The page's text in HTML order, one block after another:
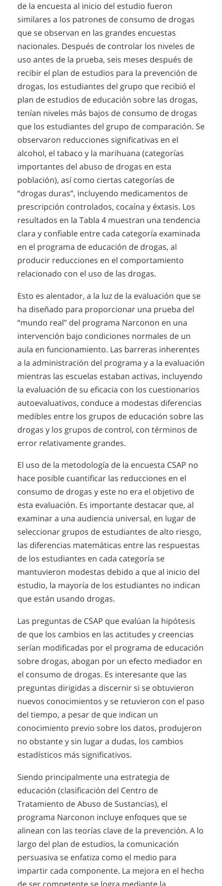
de la encuesta al inicio del estudio fueron
similares a los patrones de consumo de drogas
que se observan en las grandes encuestas
nacionales. Después de controlar los niveles de
uso antes de la prueba, seis meses después de
recibir el plan de estudios para la prevención de
drogas, los estudiantes del grupo que recibió el
plan de estudios de educación sobre las drogas,
tenían niveles más bajos de consumo de drogas
que los estudiantes del grupo de comparación. Se
observaron reducciones significativas en el
alcohol, el tabaco y la marihuana (categorías
importantes del abuso de drogas en esta
población), así como ciertas categorías de
“drogas duras”, incluyendo medicamentos de
prescripción controlados, cocaína y éxtasis. Los
resultados en la Tabla 4 muestran una tendencia
clara y confiable entre cada categoría examinada
en el programa de educación de drogas, al
producir reducciones en el comportamiento
relacionado con el uso de las drogas.
Esto es alentador, a la luz de la evaluación que se
ha diseñado para proporcionar una prueba del
“mundo real” del programa Narconon en una
intervención bajo condiciones normales de un
aula en funcionamiento. Las barreras inherentes
a la administración del programa y a la evaluación
mientras las escuelas estaban activas, incluyendo
la evaluación de su eficacia con los cuestionarios
autoevaluativos, conduce a modestas diferencias
medibles entre los grupos de educación sobre las
drogas y los grupos de control, con términos de
error relativamente grandes.
El uso de la metodología de la encuesta CSAP no
hace posible cuantificar las reducciones en el
consumo de drogas y este no era el objetivo de
esta evaluación. Es importante destacar que, al
examinar a una audiencia universal, en lugar de
seleccionar grupos de estudiantes de alto riesgo,
las diferencias matemáticas entre las respuestas
de los estudiantes en cada categoría se
mantuvieron modestas debido a que al inicio del
estudio, la mayoría de los estudiantes no indican
que están usando drogas.
Las preguntas de CSAP que evalúan la hipótesis
de que los cambios en las actitudes y creencias
serían modificadas por el programa de educación
sobre drogas, abogan por un efecto mediador en
el consumo de drogas. Es interesante que las
preguntas dirigidas a discernir si se obtuvieron
nuevos conocimientos y se retuvieron con el paso
del tiempo, a pesar de que indican un
conocimiento previo sobre los datos, produjeron
no obstante y sin lugar a dudas, los cambios
estadísticos más significativos.
Siendo principalmente una estrategia de
educación (clasificación del Centro de
Tratamiento de Abuso de Sustancias), el
programa Narconon incluye enfoques que se
alinean con las teorías clave de la prevención. A lo
largo del plan de estudios, la comunicación
persuasiva se enfatiza como el medio para
impartir cada componente. La mejora en el hecho
de ser competente se logra mediante la